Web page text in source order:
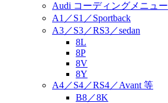
Audi コーディングメニュー
A1／S1／Sportback
A3／S3／RS3／sedan
8L
8P
8V
8Y
A4／S4／RS4／Avant 等
B8／8K